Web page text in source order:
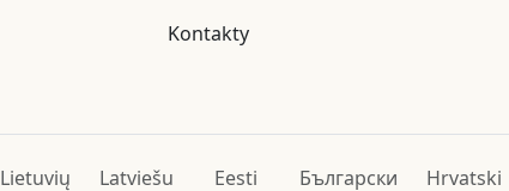
Kontakty
Lietuvių Latviešu Eesti Български Hrvatski